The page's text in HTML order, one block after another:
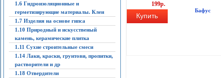
1.6 Гидроизоляционные и
герметизирующие материалы. Клеи
1.7 Изделия на основе гипса
1.10 Природный и искусственый
камень, керамические плитка
1.11 Сухие строительные смеси
1.14 Лаки, краски, грунтови, пропитки,
растворители и др
1.18 Отвердители
199р.
Купить
Бафус